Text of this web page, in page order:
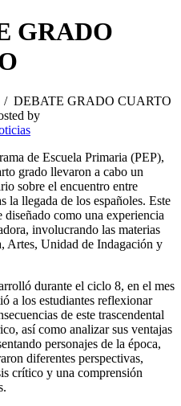
GRADO
DEBATE GRADO CUARTO
by
de Escuela Primaria (PEP),
grado llevaron a cabo un
sobre el encuentro entre
la llegada de los españoles. Este
diseñado como una experiencia
involucrando las materias
Artes, Unidad de Indagación y
durante el ciclo 8, en el mes
a los estudiantes reflexionar
de este trascendental
así como analizar sus ventajas
personajes de la época,
diferentes perspectivas,
crítico y una comprensión